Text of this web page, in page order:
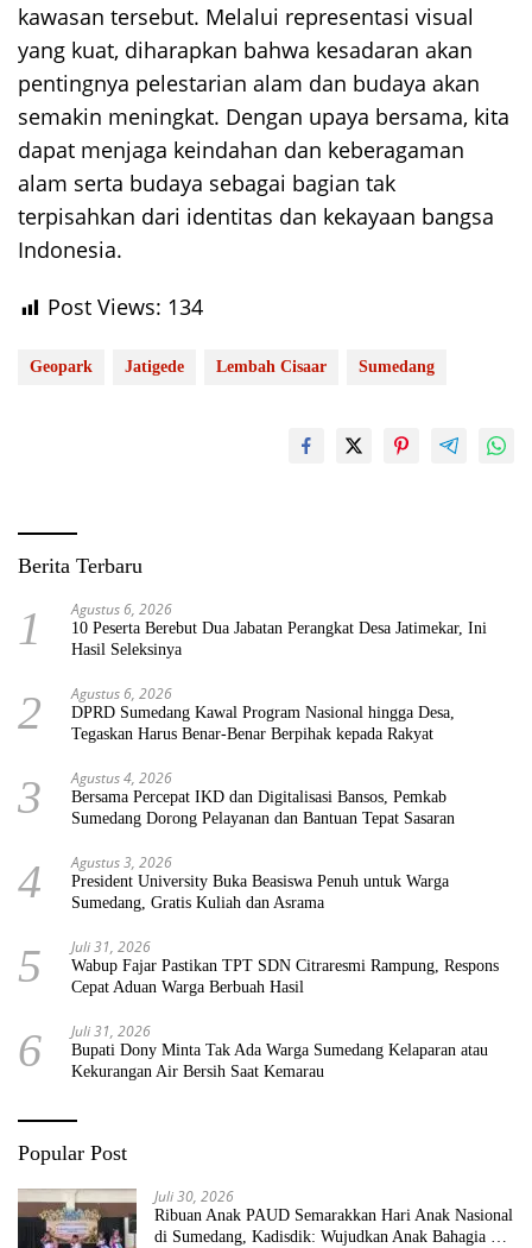
kawasan tersebut. Melalui representasi visual
yang kuat, diharapkan bahwa kesadaran akan
pentingnya pelestarian alam dan budaya akan
semakin meningkat. Dengan upaya bersama, kita
dapat menjaga keindahan dan keberagaman
alam serta budaya sebagai bagian tak
terpisahkan dari identitas dan kekayaan bangsa
Indonesia.
Post Views: 134
Geopark Jatigede Lembah Cisaar Sumedang
Berita Terbaru
1 Agustus 6, 2026
10 Peserta Berebut Dua Jabatan Perangkat Desa Jatimekar, Ini
Hasil Seleksinya
2 Agustus 6, 2026
DPRD Sumedang Kawal Program Nasional hingga Desa,
Tegaskan Harus Benar-Benar Berpihak kepada Rakyat
3 Agustus 4, 2026
Bersama Percepat IKD dan Digitalisasi Bansos, Pemkab
Sumedang Dorong Pelayanan dan Bantuan Tepat Sasaran
4 Agustus 3, 2026
President University Buka Beasiswa Penuh untuk Warga
Sumedang, Gratis Kuliah dan Asrama
5 Juli 31, 2026
Wabup Fajar Pastikan TPT SDN Citraresmi Rampung, Respons
Cepat Aduan Warga Berbuah Hasil
6 Juli 31, 2026
Bupati Dony Minta Tak Ada Warga Sumedang Kelaparan atau
Kekurangan Air Bersih Saat Kemarau
Popular Post
Juli 30, 2026
Ribuan Anak PAUD Semarakkan Hari Anak Nasional
di Sumedang, Kadisdik: Wujudkan Anak Bahagia dan